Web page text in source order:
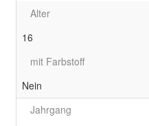
Alter
16
mit Farbstoff
Nein
Jahrgang